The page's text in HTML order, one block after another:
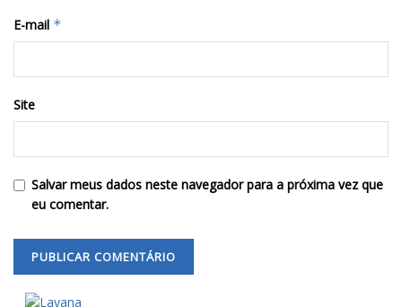
E-mail *
Site
Salvar meus dados neste navegador para a próxima vez que
eu comentar.